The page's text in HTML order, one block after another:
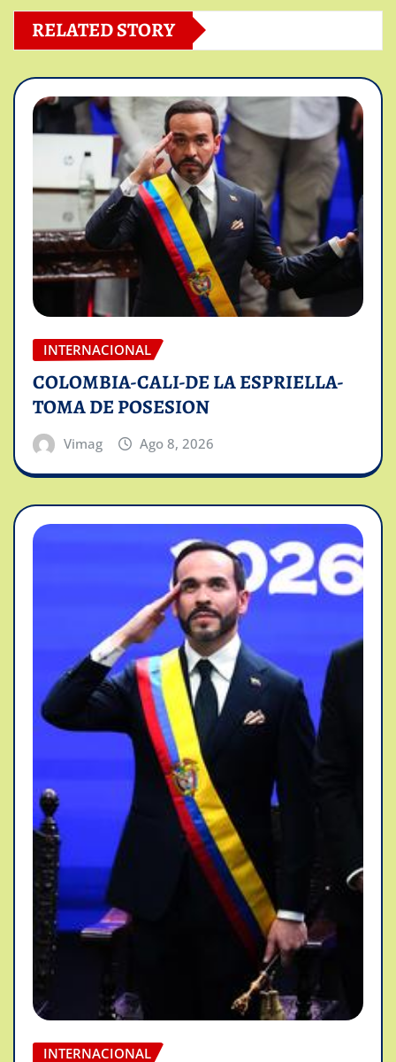
RELATED STORY
INTERNACIONAL
COLOMBIA-CALI-DE LA ESPRIELLA-
TOMA DE POSESION
Vimag Ago 8, 2026
INTERNACIONAL